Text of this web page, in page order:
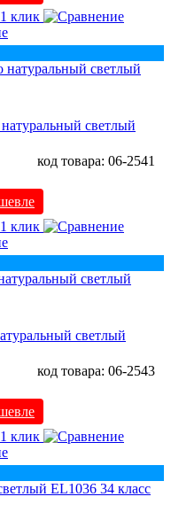
клик
светлый
код товара: 06-2541
клик
светлый
код товара: 06-2543
клик